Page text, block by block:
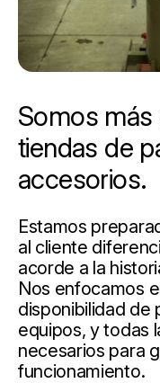
Somos más
tiendas de
accesorios.
Estamos
al cliente
acorde a la
Nos enfocamos
disponibilidad de
equipos, y todas
necesarios para
funcionamiento.